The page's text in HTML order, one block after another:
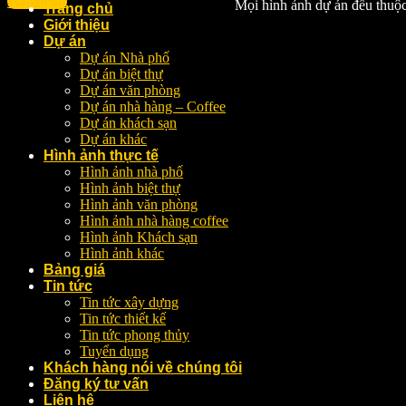
Mọi hình ảnh dự án đều
Trang chủ
Giới thiệu
Dự án
Dự án Nhà phố
Dự án biệt thự
Dự án văn phòng
Dự án nhà hàng – Coffee
Dự án khách sạn
Dự án khác
Hình ảnh thực tế
Hình ảnh nhà phố
Hình ảnh biệt thự
Hình ảnh văn phòng
Hình ảnh nhà hàng coffee
Hình ảnh Khách sạn
Hình ảnh khác
Bảng giá
Tin tức
Tin tức xây dựng
Tin tức thiết kế
Tin tức phong thủy
Tuyển dụng
Khách hàng nói về chúng tôi
Đăng ký tư vấn
Liên hệ